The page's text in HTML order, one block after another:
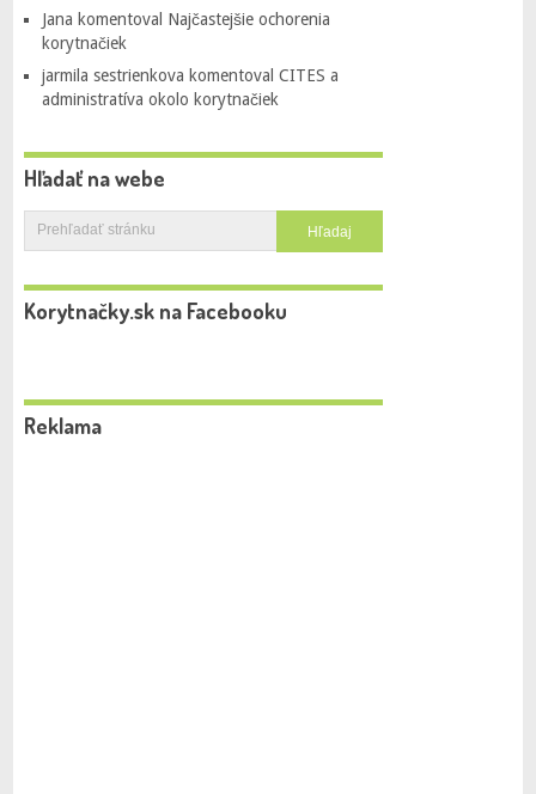
Jana komentoval Najčastejšie ochorenia
korytnačiek
jarmila sestrienkova komentoval CITES a
administratíva okolo korytnačiek
Hľadať na webe
Korytnačky.sk na Facebooku
Reklama